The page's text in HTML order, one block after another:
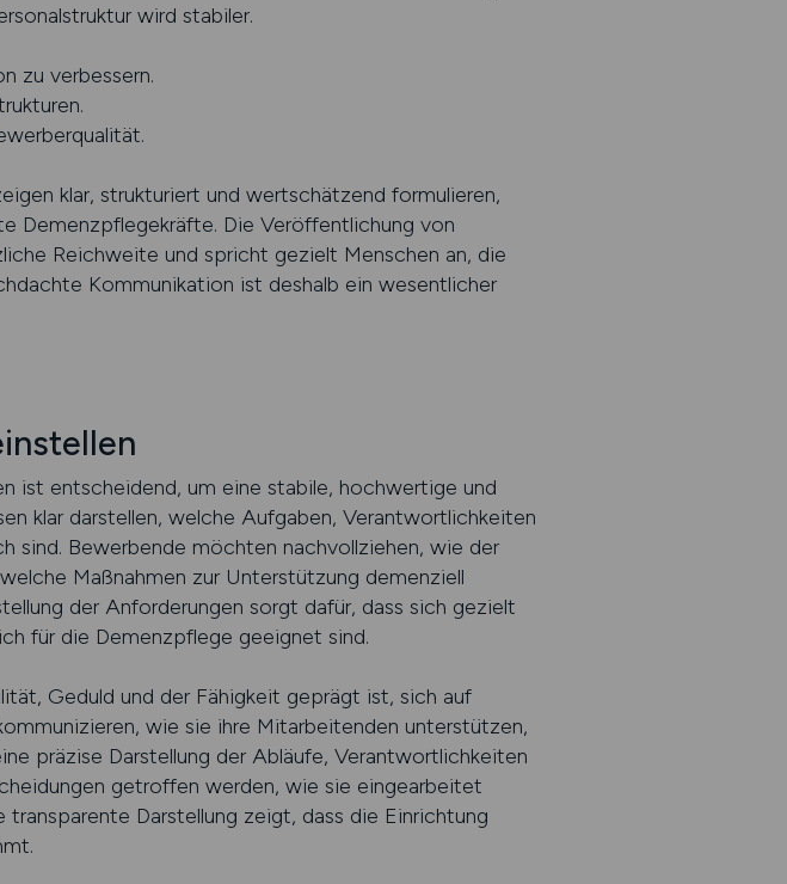
wird stabiler.
zu verbessern.
klar, strukturiert und wertschätzend formulieren,
Demenzpflegekräfte. Die Veröffentlichung von
Reichweite und spricht gezielt Menschen an, die
Kommunikation ist deshalb ein wesentlicher
ist entscheidend, um eine stabile, hochwertige und
klar darstellen, welche Aufgaben, Verantwortlichkeiten
sind. Bewerbende möchten nachvollziehen, wie der
Maßnahmen zur Unterstützung demenziell
der Anforderungen sorgt dafür, dass sich gezielt
für die Demenzpflege geeignet sind.
Geduld und der Fähigkeit geprägt ist, sich auf
wie sie ihre Mitarbeitenden unterstützen,
präzise Darstellung der Abläufe, Verantwortlichkeiten
getroffen werden, wie sie eingearbeitet
Darstellung zeigt, dass die Einrichtung